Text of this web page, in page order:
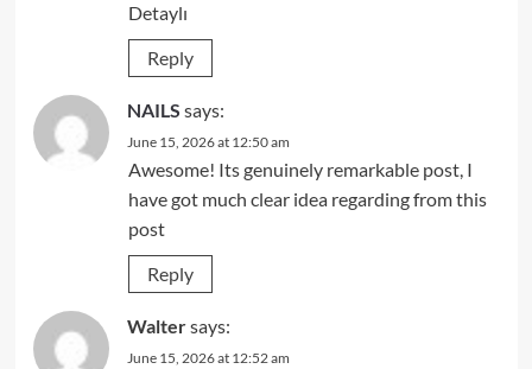
Detaylı
Reply
NAILS says:
June 15, 2026 at 12:50 am
Awesome! Its genuinely remarkable post, I
have got much clear idea regarding from this
post
Reply
Waltersays:
June 15, 2026 at 12:52 am